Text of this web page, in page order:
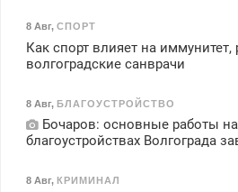
8 Авг, СПОРТ
Как спорт влияет на иммунитет,
волгоградские санврачи
8 Авг, БЛАГОУСТРОЙСТВО
Бочаров: основные работы на
благоустройствах Волгограда
8 Авг, КРИМИНАЛ